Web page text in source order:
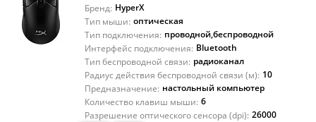
Бренд: HyperX
Тип мыши: оптическая
Тип подключения: проводной,беспроводной
Интерфейс подключения: Bluetooth
Тип беспроводной связи: радиоканал
Радиус действия беспроводной связи (м): 10
Предназначение: настольный компьютер
Количество клавиш мыши: 6
Разрешение оптического сенсора (dpi): 26000